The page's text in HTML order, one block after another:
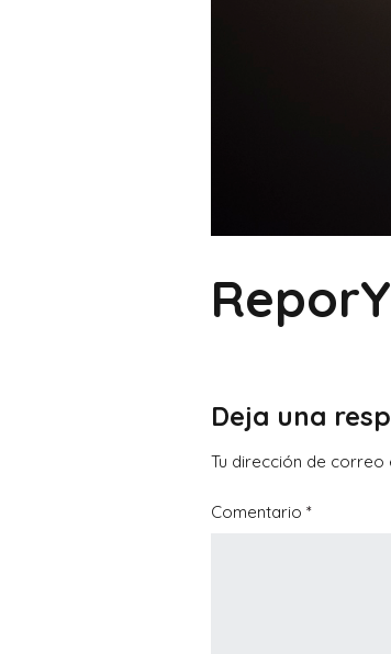
Deja una
Tu dirección de
Comentario *